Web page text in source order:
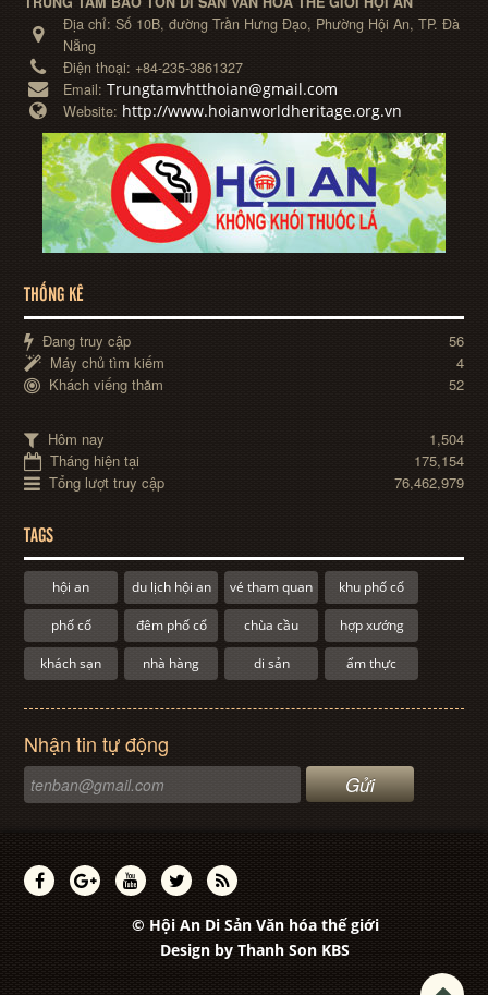
Địa chỉ:Số 10B, đường Trần Hưng Đạo, Phường Hội An, TP. Đà
Nẵng
Điện thoại: +84-235-3861327
Email:Trungtamvhtthoian@gmail.com
Website: http://www.hoianworldheritage.org.vn
THỐNG KÊ
Đang truy cập
56
Máy chủ tìm kiếm
4
Khách viếng thăm
52
Hôm nay
1,504
Tháng hiện tại
175,154
Tổng lượt truy cập
76,462,979
TAGS
hội an du lịch hội an vé tham quan khu phố cổ
phố cổ đêm phố cổ chùa cầu hợp xướng
khách sạn nhà hàng di sản ẩm thực
Nhận tin tự động
© Hội An Di Sản Văn hóa thế giới
Design by Thanh Son KBS